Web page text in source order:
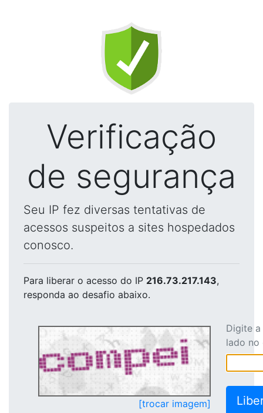
Verificação
de segurança
Seu IP fez diversas tentativas de
acessos suspeitos a sites hospedados
conosco.
Para liberar o acesso do IP 216.73.217.143,
responda ao desafio abaixo.
[trocar imagem]
Digite
lado no